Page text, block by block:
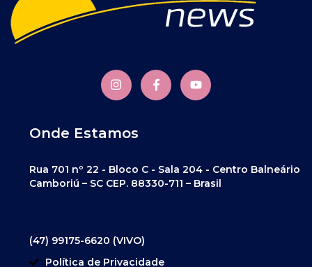
Onde Estamos
Rua 701 nº 22 - Bloco C - Sala 204 - Centro Balneário
Camboriú – SC CEP. 88330-711 – Brasil
(47) 99175-6620 (VIVO)
Política de Privacidade